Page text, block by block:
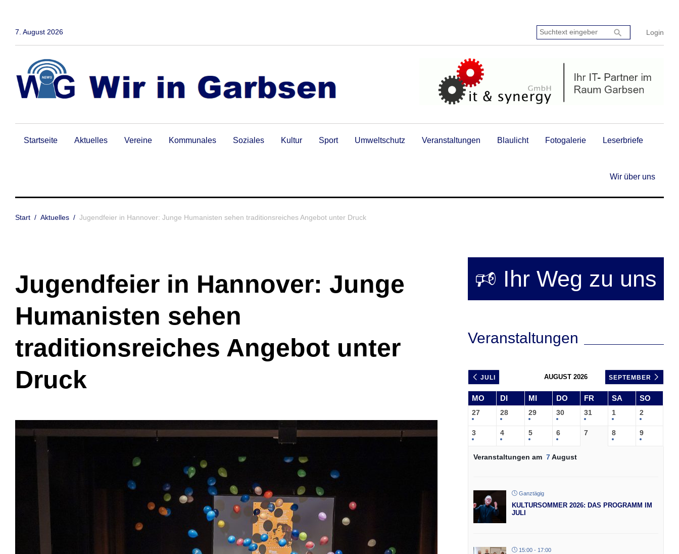
7. August 2026 Login
Suchtext
eingeben:
search
Startseite Aktuelles Vereine Kommunales Soziales Kultur Sport Umweltschutz Veranstaltungen Blaulicht Fotogalerie Leserbriefe
Wir über uns
Start / Aktuelles / Jugendfeier in Hannover: Junge Humanisten sehen traditionsreiches Angebot unter Druck
Jugendfeier in Hannover: Junge
Humanisten sehen
traditionsreiches Angebot unter
Druck
🕫 Ihr Weg zu uns
Veranstaltungen
JULI AUGUST 2026 SEPTEMBER
MO DI MI DO FR SA SO
27 28 29 30 31 1 2
3 4 5 6 7 8 9
Veranstaltungen am 7August
Ganztägig
KULTURSOMMER 2026: DAS PROGRAMM IM
JULI
15:00 - 17:00